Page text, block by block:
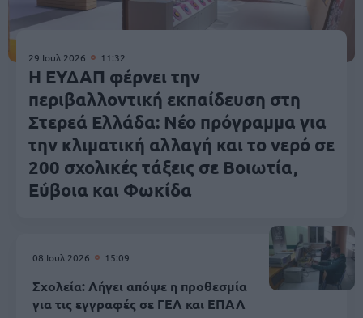
29 Ιουλ 2026 11:32
Η ΕΥΔΑΠ φέρνει την
περιβαλλοντική εκπαίδευση στη
Στερεά Ελλάδα: Νέο πρόγραμμα για
την κλιματική αλλαγή και το νερό σε
200 σχολικές τάξεις σε Βοιωτία,
Εύβοια και Φωκίδα
08 Ιουλ 2026 15:09
Σχολεία: Λήγει απόψε η προθεσμία
για τις εγγραφές σε ΓΕΛ και ΕΠΑΛ